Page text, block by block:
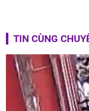
TIN CÙNG